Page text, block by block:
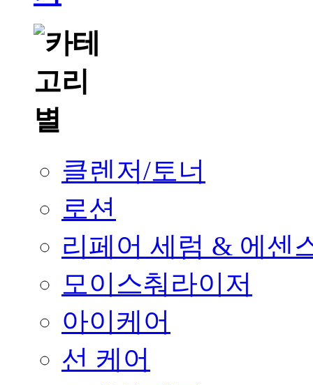
클렌저/토너
로션
리페어 세럼 & 에센
모이스춰라이저
아이케어
선 케어